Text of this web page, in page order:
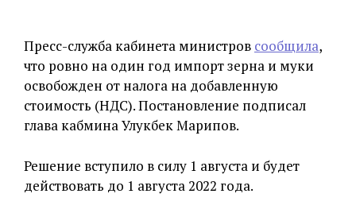
Пресс-служба кабинета министров сообщила,
что ровно на один год импорт зерна и муки
освобожден от налога на добавленную
стоимость (НДС). Постановление подписал
глава кабмина Улукбек Марипов.
Решение вступило в силу 1 августа и будет
действовать до 1 августа 2022 года.